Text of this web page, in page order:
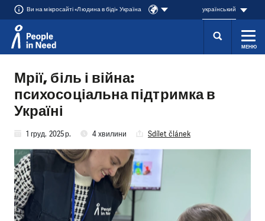
Ви на мікросайті «Людина в біді» Україна український
МЕНЮ
Мрії, біль і війна:
психосоціальна підтримка в
Україні
1 груд. 2025 р. 4 хвилини Sdílet článek